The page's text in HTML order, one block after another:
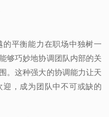
平衡能力在职场中独树一
够巧妙地协调团队内部的关
。这种强大的协调能力让天
，成为团队中不可或缺的